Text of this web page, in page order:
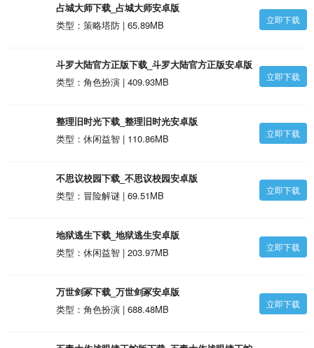
占城大师下载_占城大师安卓版
类型：策略塔防 | 65.89MB
立即下载
斗罗大陆官方正版下载_斗罗大陆官方正版安卓版
类型：角色扮演 | 409.93MB
立即下载
整理旧时光下载_整理旧时光安卓版
类型：休闲益智 | 110.86MB
立即下载
不思议校园下载_不思议校园安卓版
类型：冒险解谜 | 69.51MB
立即下载
地狱逃生下载_地狱逃生安卓版
类型：休闲益智 | 203.97MB
立即下载
万世剑冢下载_万世剑冢安卓版
类型：角色扮演 | 688.48MB
立即下载